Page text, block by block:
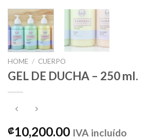
HOME / CUERPO
GEL DE DUCHA – 250 ml.
₡10,200.00 IVA incluído